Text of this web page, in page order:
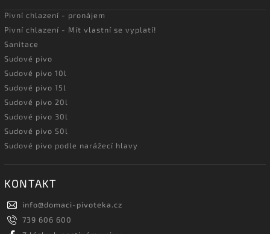
Pivní chlazení - pronájem
Pivní chlazení - Mít vlastní se vyplatí!
Sanitace
Sudové pivo
Sudové pivo 10l
Sudové pivo 15l
Sudové pivo 20l
Sudové pivo 30l
Sudové pivo 50l
Sudové pivo podle narážecí hlavy
KONTAKT
info@domaci-pivoteka.cz
739 606 600